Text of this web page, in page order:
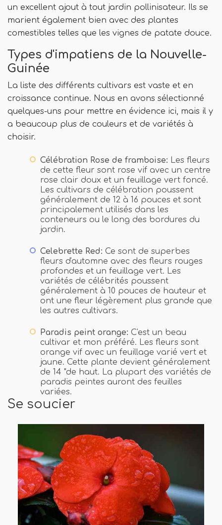
un excellent ajout à tout jardin pollinisateur. Ils se
marient également bien avec des plantes
comestibles telles que les vignes de patate douce.
Types d'impatiens de la Nouvelle-
Guinée
La liste des différents cultivars est vaste et en
croissance continue. Nous en avons sélectionné
quelques-uns pour mettre en évidence ici, mais il y
a beaucoup plus de couleurs et de variétés à
choisir.
Célébration Rose de framboise: Les fleurs
de cette fleur sont rose vif avec un centre
rose clair doux et un feuillage vert foncé.
Les cultivars de célébration poussent
généralement de 12 à 16 pouces et sont
principalement utilisés dans les
conteneurs ou le long des bordures du
jardin.
Celebrette Red: Ce sont de superbes
fleurs d'automne avec des fleurs rouges
profondes et un feuillage vert. Les
variétés de célébrités poussent
généralement à 10 pouces de hauteur et
ont une fleur légèrement plus grande que
les autres cultivars.
Paradis peint orange: C'est un beau
cultivar et mon préféré. Les fleurs sont
orange vif avec un feuillage varié vert et
jaune. Cette plante devient généralement
de 14 "de haut. La plupart des variétés de
paradis peintes auront des feuilles
variées.
Se soucier